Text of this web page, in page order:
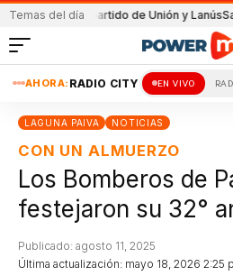
Temas del día
en el partido de Unión y Lanús Santa
AHORA: RADIO CITY EN VIVO
LAGUNA PAIVA NOTICIAS
CON UN ALMUERZO
Los Bomberos de
festejaron su 32°
Última actualización: mayo 18, 2026 2:25
Publicado: agosto 11, 2025